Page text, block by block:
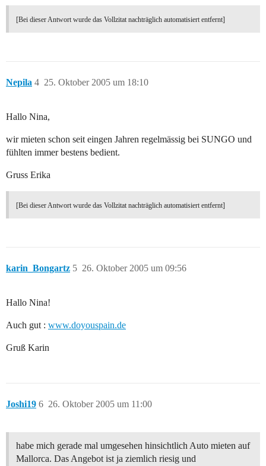
[Bei dieser Antwort wurde das Vollzitat nachträglich automatisiert entfernt]
Nepila 25. Oktober 2005 um 18:10
4
Hallo Nina,
wir mieten schon seit eingen Jahren regelmässig bei SUNGO und
fühlten immer bestens bedient.
Gruss Erika
[Bei dieser Antwort wurde das Vollzitat nachträglich automatisiert entfernt]
karin_Bongartz 26. Oktober 2005 um 09:56
5
Hallo Nina!
Auch gut : www.doyouspain.de
Gruß Karin
Joshi19 26. Oktober 2005 um 11:00
6
habe mich gerade mal umgesehen hinsichtlich Auto mieten auf
Mallorca. Das Angebot ist ja ziemlich riesig und